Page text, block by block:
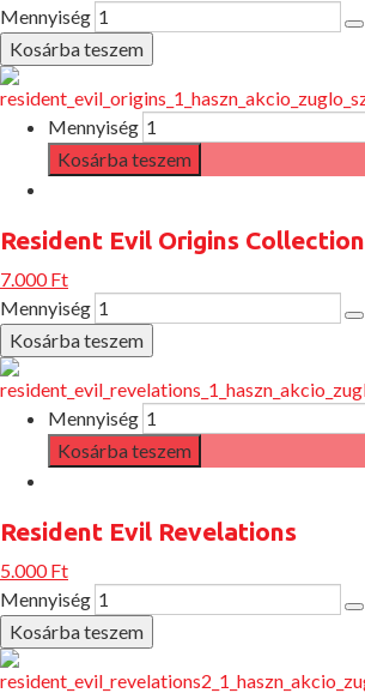
Mennyiség
Mennyiség
Resident Evil Origins Collection
7.000 Ft
Mennyiség
Mennyiség
Resident Evil Revelations
5.000 Ft
Mennyiség